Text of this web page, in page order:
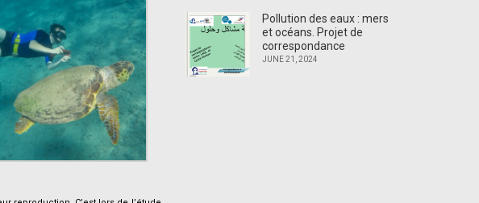
Pollution des eaux : mers
et océans. Projet de
correspondance
JUNE 21, 2024